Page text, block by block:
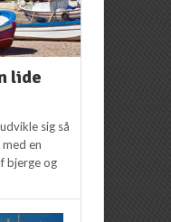
lide
sig så
en
bjerge og